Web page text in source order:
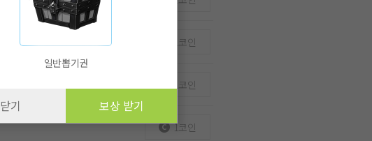
1코인
1코인
1코인
일반뽑기권
닫기 보상 받기